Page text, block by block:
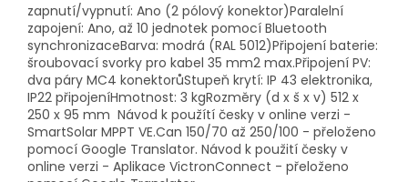
zapnutí/vypnutí: Ano (2 pólový konektor)Paralelní
zapojení: Ano, až 10 jednotek pomocí Bluetooth
synchronizaceBarva: modrá (RAL 5012)Připojení baterie:
šroubovací svorky pro kabel 35 mm2 max.Připojení PV:
dva páry MC4 konektorůStupeň krytí: IP 43 elektronika,
IP22 připojeníHmotnost: 3 kgRozměry (d x š x v) 512 x
250 x 95 mm Návod k použítí česky v online verzi -
SmartSolar MPPT VE.Can 150/70 až 250/100 - přeloženo
pomocí Google Translator. Návod k použití česky v
online verzi - Aplikace VictronConnect - přeloženo